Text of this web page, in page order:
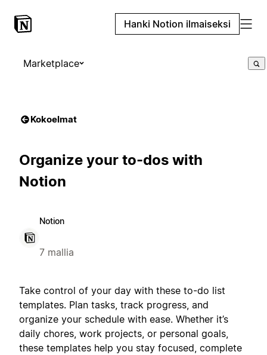
Hanki Notion ilmaiseksi
Marketplace
Kokoelmat
Organize your to-dos with
Notion
Notion
7 mallia
Take control of your day with these to-do list
templates. Plan tasks, track progress, and
organize your schedule with ease. Whether it’s
daily chores, work projects, or personal goals,
these templates help you stay focused, complete